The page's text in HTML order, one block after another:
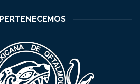
PERTENECEMOS